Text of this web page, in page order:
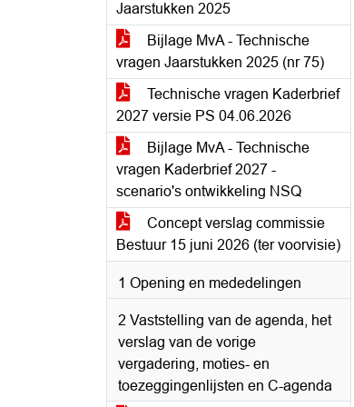
Jaarstukken 2025
Bijlage MvA - Technische
vragen Jaarstukken 2025 (nr 75)
Technische vragen Kaderbrief
2027 versie PS 04.06.2026
Bijlage MvA - Technische
vragen Kaderbrief 2027 -
scenario's ontwikkeling NSQ
Concept verslag commissie
Bestuur 15 juni 2026 (ter voorvisie)
1 Opening en mededelingen
2 Vaststelling van de agenda, het
verslag van de vorige
vergadering, moties- en
toezeggingenlijsten en C-agenda